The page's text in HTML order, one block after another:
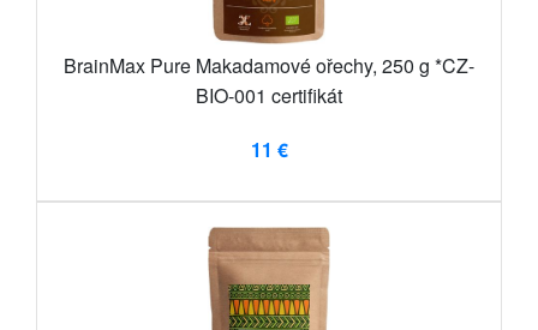
BrainMax Pure Makadamové ořechy, 250 g *CZ-
BIO-001 certifikát
11 €